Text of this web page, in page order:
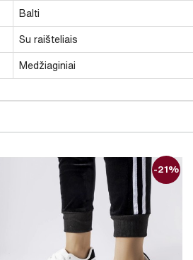
Balti
Su raišteliais
Medžiaginiai
-21%